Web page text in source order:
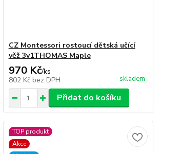
CZ Montessori rostoucí dětská učící
věž 3v1THOMAS Maple
970 Kč/ks
802 Kč bez DPH skladem
Přidat do košíku
TOP produkt
Akce